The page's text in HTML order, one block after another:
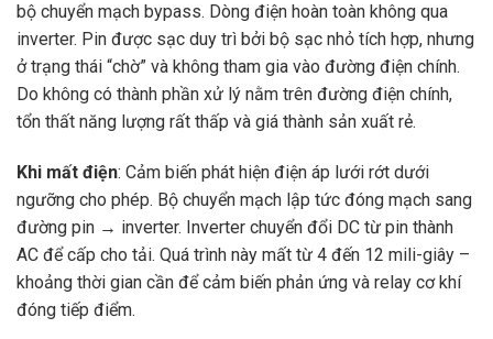
bộ chuyển mạch bypass. Dòng điện hoàn toàn không qua
inverter. Pin được sạc duy trì bởi bộ sạc nhỏ tích hợp, nhưng
ở trạng thái “chờ” và không tham gia vào đường điện chính.
Do không có thành phần xử lý nằm trên đường điện chính,
tổn thất năng lượng rất thấp và giá thành sản xuất rẻ.
Khi mất điện: Cảm biến phát hiện điện áp lưới rớt dưới
ngưỡng cho phép. Bộ chuyển mạch lập tức đóng mạch sang
đường pin → inverter. Inverter chuyển đổi DC từ pin thành
AC để cấp cho tải. Quá trình này mất từ 4 đến 12 mili-giây –
khoảng thời gian cần để cảm biến phản ứng và relay cơ khí
đóng tiếp điểm.